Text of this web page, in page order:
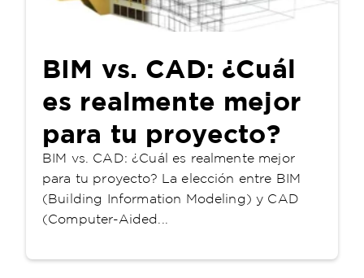
BIM vs. CAD: ¿Cuál
es realmente mejor
para tu proyecto?
BIM vs. CAD: ¿Cuál es realmente mejor
para tu proyecto? La elección entre BIM
(Building Information Modeling) y CAD
(Computer-Aided...